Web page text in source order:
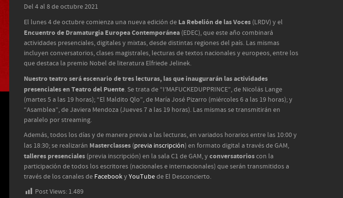
Del 4 al 8 de octubre 2021
El lunes 4 de octubre comienza una nueva edición de La Rebelión de las Voces (LRDV) y el
Encuentro de Dramaturgia Europea Contemporánea (EDEC), que este año combinará
actividades presenciales, digitales y mixtas, desde distintas regiones del país. Las mismas
incluyen conversatorios, clases magistrales, lecturas de textos nacionales y europeos, entre los
que destaca la premio Nobel de literatura Elfriede Jelinek.
Nuestro teatro será escenario de tres lecturas, las que inaugurarán las actividades
presenciales en Teatro del Puente. Se trata de “I’MAFUCKEDUPPRINCE”, de Nicolás Lange
(martes 5 a las 19 horas); “El Maldito Qlo”, de María José Pizarro (miércoles 6 a las 19 horas); y
“Asamblea”, de Javiera Mendoza (Jueves 7 a las 19 horas). Las mismas se transmitirán en
paralelo por streaming.
Además, todos los días y de manera previa a las lecturas, en variados horarios entre las 10:00 y
las 18:30; se realizarán Masterclasses (previa inscripción) en formato digital a través de GAM,
talleres presenciales (previa inscripción) en la sala C1 de GAM, yconversatorioscon la
participación de todos los escritores (nacionales e internacionales) que serán transmitidos a
través de los canales de FacebookyYouTubede El Desconcierto.
Post Views: 1.489